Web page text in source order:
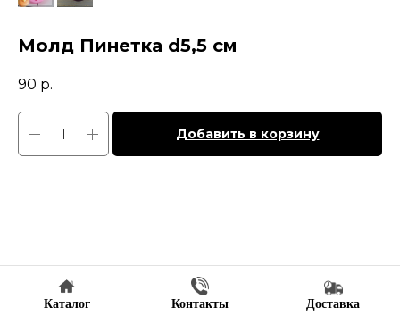
Молд Пинетка d5,5 см
90 р.
Добавить в корзину
Каталог Контакты Доставка